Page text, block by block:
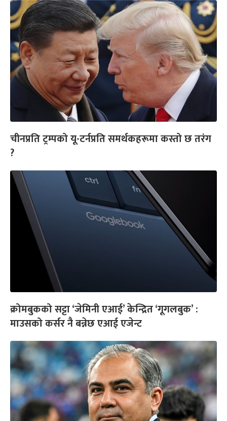
चीनप्रति ट्रम्पको यू-टर्नप्रति समर्थकहरूमा कस्तो छ तरंग
?
क्रोमबुकको सट्टा ‘जेमिनी एआई’ केन्द्रित ‘गूगलबुक’ :
माउसको कर्सर नै बन्नेछ एआई एजेन्ट